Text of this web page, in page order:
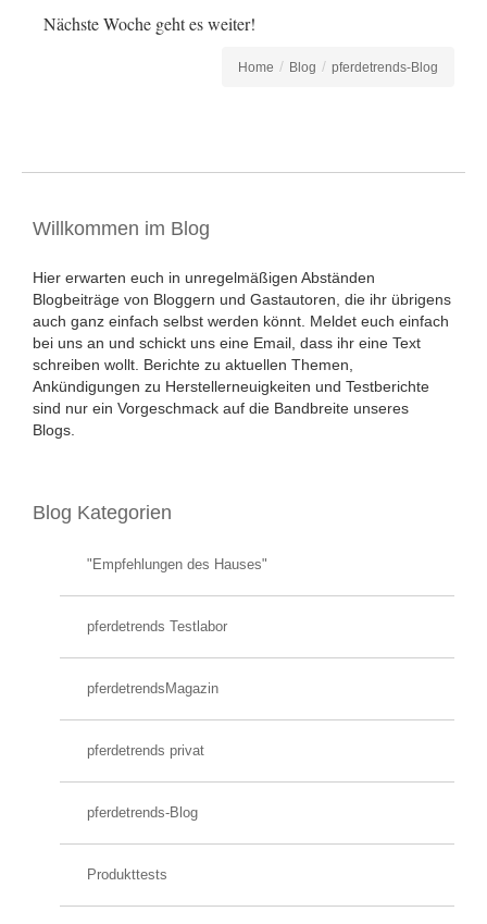
Nächste Woche geht es weiter!
Home / Blog / pferdetrends-Blog
Willkommen im Blog
Hier erwarten euch in unregelmäßigen Abständen
Blogbeiträge von Bloggern und Gastautoren, die ihr übrigens
auch ganz einfach selbst werden könnt. Meldet euch einfach
bei uns an und schickt uns eine Email, dass ihr eine Text
schreiben wollt. Berichte zu aktuellen Themen,
Ankündigungen zu Herstellerneuigkeiten und Testberichte
sind nur ein Vorgeschmack auf die Bandbreite unseres
Blogs.
Blog Kategorien
"Empfehlungen des Hauses"
pferdetrends Testlabor
pferdetrendsMagazin
pferdetrends privat
pferdetrends-Blog
Produkttests